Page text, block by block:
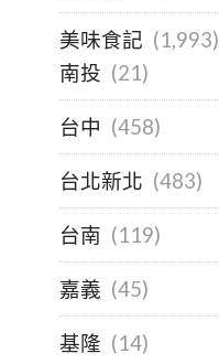
美味食記 (1,993)
南投 (21)
台中 (458)
台北新北 (483)
台南 (119)
嘉義 (45)
基隆 (14)